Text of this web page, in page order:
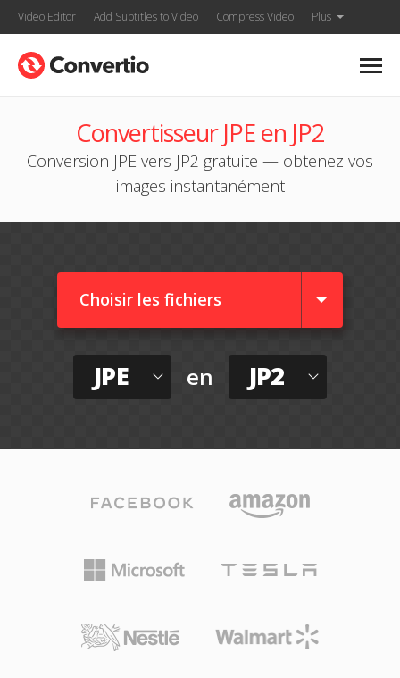
Video Editor Add Subtitles to Video Compress Video Plus
Convertisseur JPE en JP2
Conversion JPE vers JP2 gratuite — obtenez vos
images instantanément
Choisir les fichiers
JPE en JP2